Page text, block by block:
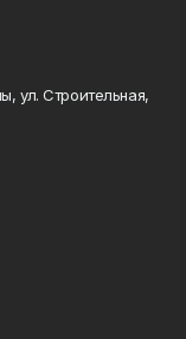
ул. Строительная,